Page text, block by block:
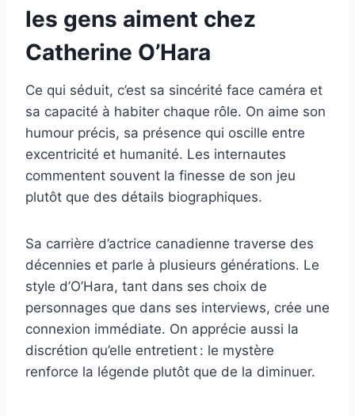
les gens aiment chez
Catherine O’Hara
Ce qui séduit, c’est sa sincérité face caméra et
sa capacité à habiter chaque rôle. On aime son
humour précis, sa présence qui oscille entre
excentricité et humanité. Les internautes
commentent souvent la finesse de son jeu
plutôt que des détails biographiques.
Sa carrière d’actrice canadienne traverse des
décennies et parle à plusieurs générations. Le
style d’O’Hara, tant dans ses choix de
personnages que dans ses interviews, crée une
connexion immédiate. On apprécie aussi la
discrétion qu’elle entretient : le mystère
renforce la légende plutôt que de la diminuer.